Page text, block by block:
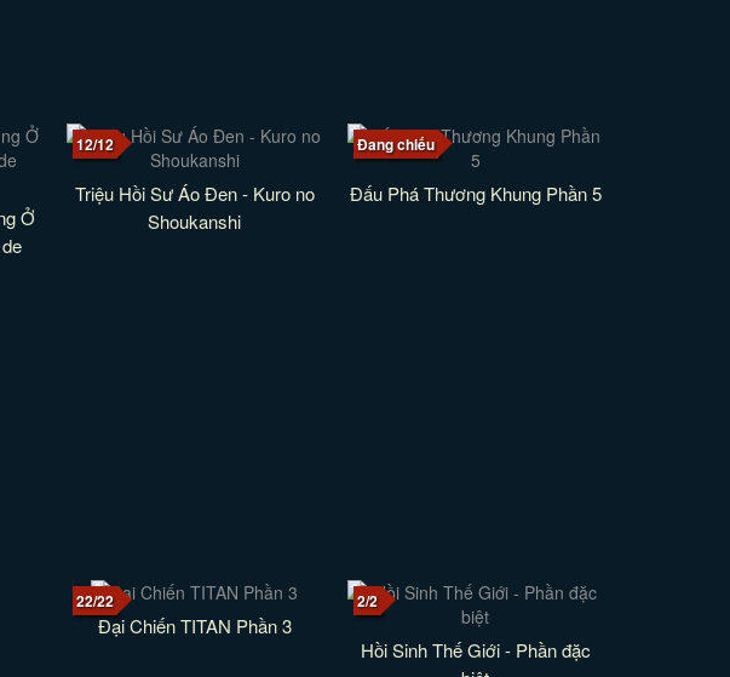
Ở
12/12
Triệu Hồi Sư Áo Đen - Kuro no
Shoukanshi
Đang chiếu
Đấu Phá Thương Khung Phần 5
22/22
Đại Chiến TITAN Phần 3
2/2
Hồi Sinh Thế Giới - Phần đặc